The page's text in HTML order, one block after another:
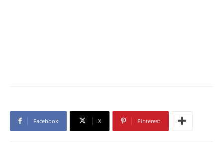
Facebook X Pinterest